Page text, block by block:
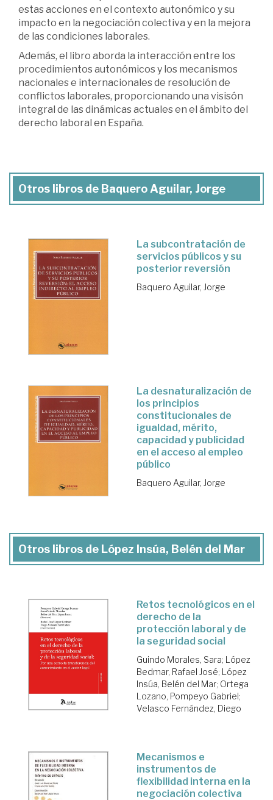
estas acciones en el contexto autonómico y su
impacto en la negociación colectiva y en la mejora
de las condiciones laborales.
Además, el libro aborda la interacción entre los
procedimientos autonómicos y los mecanismos
nacionales e internacionales de resolución de
conflictos laborales, proporcionando una visisón
integral de las dinámicas actuales en el ámbito del
derecho laboral en España.
Otros libros de Baquero Aguilar, Jorge
La subcontratación de
servicios públicos y su
posterior reversión
Baquero Aguilar, Jorge
La desnaturalización de
los principios
constitucionales de
igualdad, mérito,
capacidad y publicidad
en el acceso al empleo
público
Baquero Aguilar, Jorge
Otros libros de López Insúa, Belén del Mar
Retos tecnológicos en el
derecho de la
protección laboral y de
la seguridad social
Guindo Morales, Sara; López
Bedmar, Rafael José; López
Insúa, Belén del Mar; Ortega
Lozano, Pompeyo Gabriel;
Velasco Fernández, Diego
Mecanismos e
instrumentos de
flexibilidad interna en la
negociación colectiva